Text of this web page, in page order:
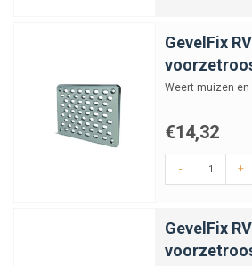
GevelFix
Weert muizen en
€14,32
- +
GevelFix